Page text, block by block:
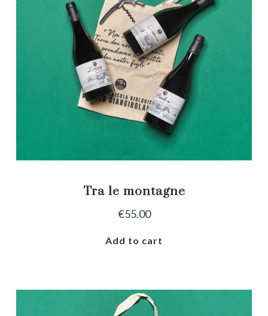
Tra le montagne
€55.00
Add to cart